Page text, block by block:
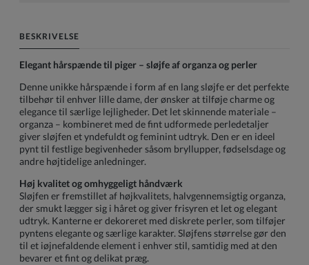
BESKRIVELSE
Elegant hårspænde til piger – sløjfe af organza og perler
Denne unikke hårspænde i form af en lang sløjfe er det perfekte
tilbehør til enhver lille dame, der ønsker at tilføje charme og
elegance til særlige lejligheder. Det let skinnende materiale –
organza – kombineret med de fint udformede perledetaljer
giver sløjfen et yndefuldt og feminint udtryk. Den er en ideel
pynt til festlige begivenheder såsom bryllupper, fødselsdage og
andre højtidelige anledninger.
Høj kvalitet og omhyggeligt håndværk
Sløjfen er fremstillet af højkvalitets, halvgennemsigtig organza,
der smukt lægger sig i håret og giver frisyren et let og elegant
udtryk. Kanterne er dekoreret med diskrete perler, som tilføjer
pyntens elegante og særlige karakter. Sløjfens størrelse gør den
til et iøjnefaldende element i enhver stil, samtidig med at den
bevarer et fint og delikat præg.